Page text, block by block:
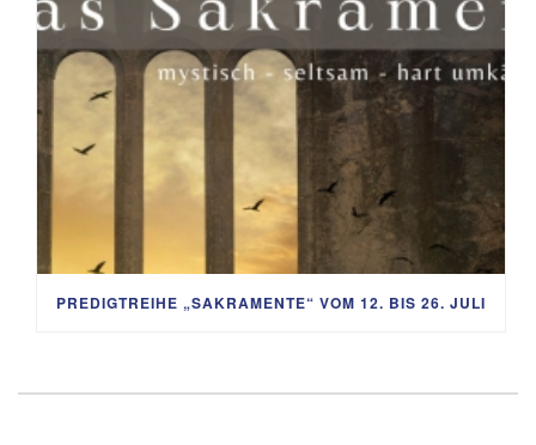
PREDIGTREIHE „SAKRAMENTE“ VOM 12. BIS 26. JULI